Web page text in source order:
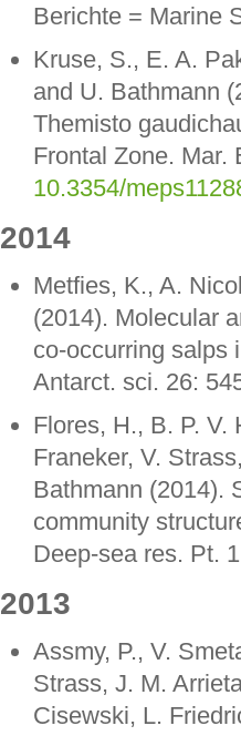
Berichte = Marine
Kruse, S., E. A.
and U. Bathmann
Themisto
Frontal Zone.
10.3354/
2014
Metfies, K., A.
(2014). Molecular
co-occurring salps
Antarct. sci. 26:
Flores, H., B. P. V.
Franeker, V.
Bathmann (2014).
community
Deep-sea res. Pt.
2013
Assmy, P., V.
Strass, J. M.
Cisewski, L.